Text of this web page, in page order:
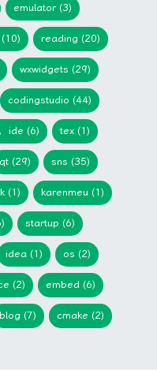
emulator (3)
reading (20)
wxwidgets (29)
codingstudio (44)
ide (6) tex (1)
qt (29) sns (35)
(1) karenmeu (1)
startup (6)
idea (1) os (2)
(2) embed (6)
blog (7) cmake (2)